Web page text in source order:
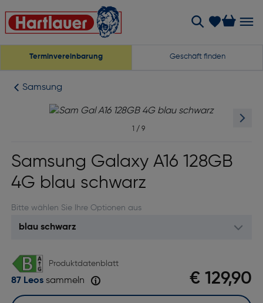
Terminvereinbarung Geschäft finden
Samsung
1 / 9
Samsung Galaxy A16 128GB
4G blau schwarz
Bitte wählen Sie Ihre Optionen aus
€ 129,90
Produktdatenblatt
87 Leossammeln